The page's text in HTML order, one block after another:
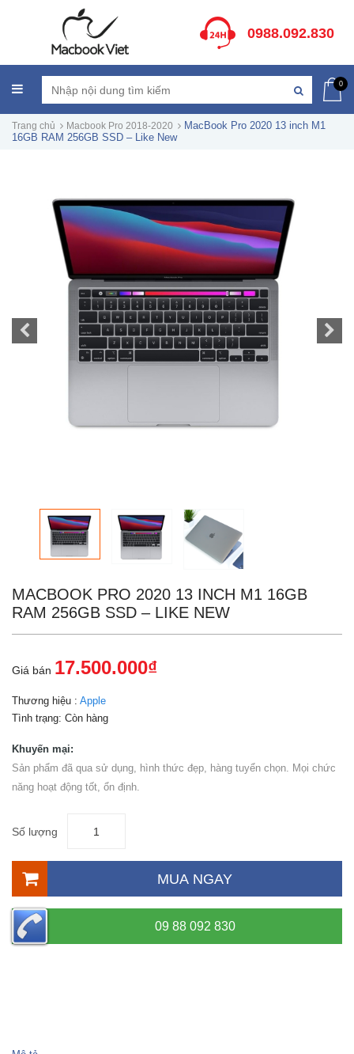
0988.092.830
0
Trang chủ Macbook Pro 2018-2020
MacBook Pro 2020 13 inch M1
16GB RAM 256GB SSD – Like New
MACBOOK PRO 2020 13 INCH M1 16GB
RAM 256GB SSD – LIKE NEW
Giá bán 17.500.000₫
Thương hiệu : Apple
Tình trạng: Còn hàng
Khuyến mại:
Sản phẩm đã qua sử dụng, hình thức đẹp, hàng tuyển chọn. Mọi chức
năng hoạt động tốt, ổn định.
Số lượng
MUA NGAY
09 88 092 830